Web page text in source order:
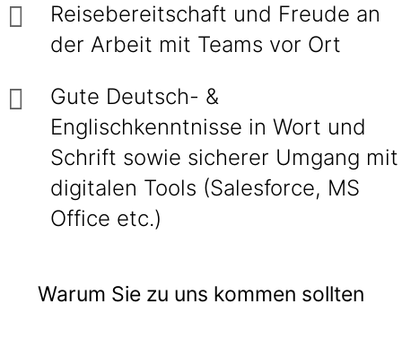
Reisebereitschaft und Freude an
der Arbeit mit Teams vor Ort
Gute Deutsch- &
Englischkenntnisse in Wort und
Schrift sowie sicherer Umgang mit
digitalen Tools (Salesforce, MS
Office etc.)
Warum Sie zu uns kommen sollten